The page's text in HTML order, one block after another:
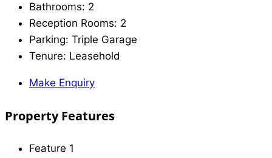
Bathrooms: 2
Reception Rooms: 2
Parking: Triple Garage
Tenure: Leasehold
Make Enquiry
Property Features
Feature 1